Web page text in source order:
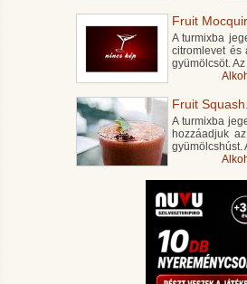
Fruit
A turmixba
citromlevet és
gyümölcsöt.
Fruit
A turmixba
hozzáadjuk
gyümölcshúst.